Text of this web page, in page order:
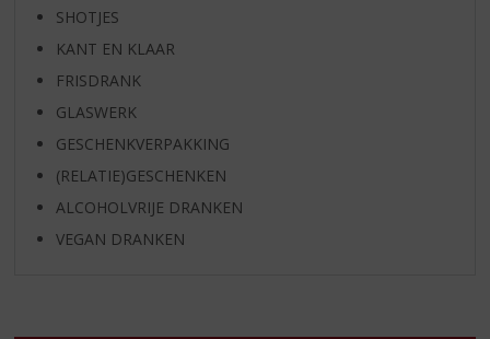
SHOTJES
KANT EN KLAAR
FRISDRANK
GLASWERK
GESCHENKVERPAKKING
(RELATIE)GESCHENKEN
ALCOHOLVRIJE DRANKEN
VEGAN DRANKEN